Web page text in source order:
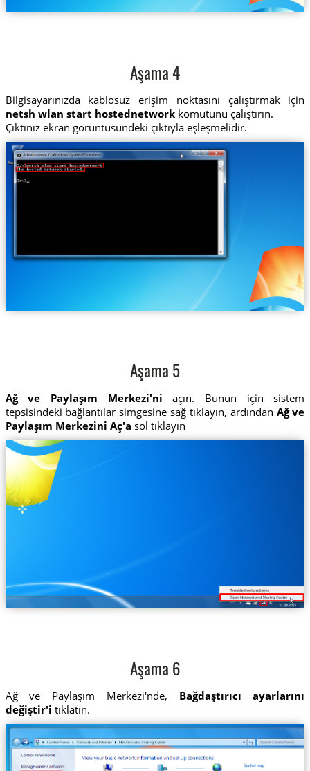
Aşama 4
Bilgisayarınızda kablosuz erişim noktasını çalıştırmak için
netsh wlan start hostednetworkkomutunu çalıştırın.
Çıktınız ekran görüntüsündeki çıktıyla eşleşmelidir.
Aşama 5
Ağ ve Paylaşım Merkezi'ni açın. Bunun için sistem
tepsisindeki bağlantılar simgesine sağ tıklayın, ardından Ağ ve
Paylaşım Merkezini Aç'a sol tıklayın
Aşama 6
Ağ ve Paylaşım Merkezi'nde, Bağdaştırıcı ayarlarını
değiştir'i tıklatın.